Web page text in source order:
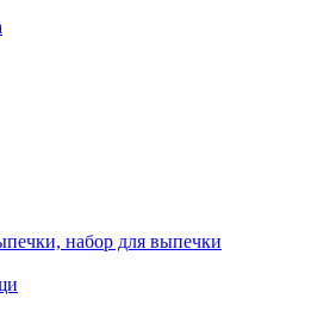
набор для выпечки